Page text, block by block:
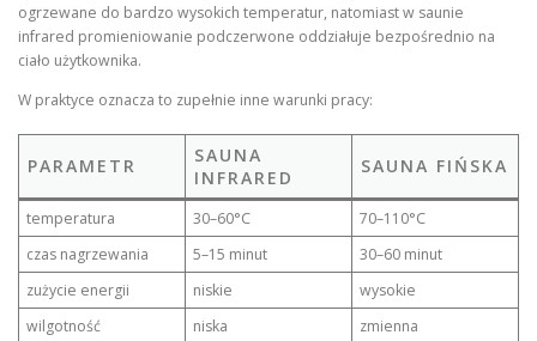
ogrzewane do bardzo wysokich temperatur, natomiast w saunie
infrared promieniowanie podczerwone oddziałuje bezpośrednio na
ciało użytkownika.
W praktyce oznacza to zupełnie inne warunki pracy:
PARAMETR
SAUNA
INFRARED
SAUNA FIŃSKA
temperatura 30–60°C
70–110°C
czas nagrzewania
5–15 minut
30–60 minut
zużycie energii
niskie
wysokie
wilgotność
niska
zmienna